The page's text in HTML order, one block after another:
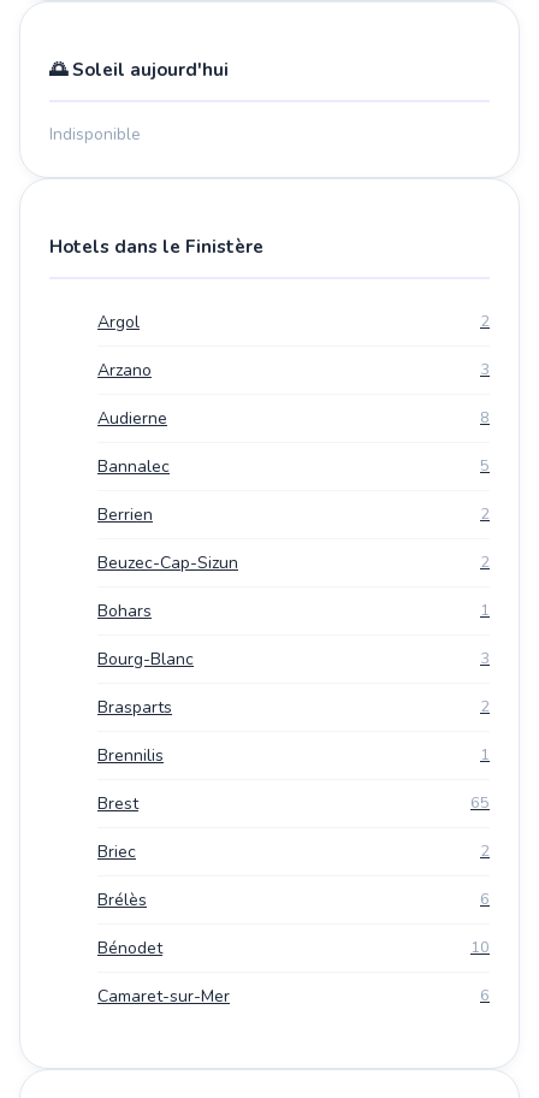
🌅 Soleil aujourd'hui
Indisponible
Hotels dans le Finistère
Argol 2
Arzano 3
Audierne 8
Bannalec 5
Berrien 2
Beuzec-Cap-Sizun 2
Bohars 1
Bourg-Blanc 3
Brasparts 2
Brennilis 1
Brest 65
Briec 2
Brélès 6
Bénodet 10
Camaret-sur-Mer 6